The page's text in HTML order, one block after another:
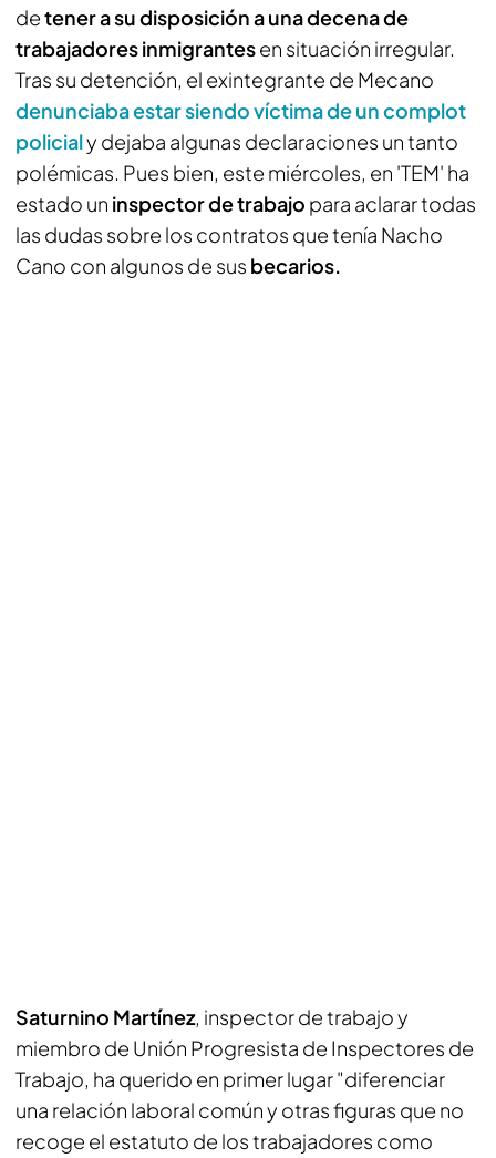
detener a su disposición a una decena de
trabajadores inmigrantesen situación irregular.
Tras su detención, el exintegrante de Mecano
denunciaba estar siendo víctima de un complot
policialy dejaba algunas declaraciones un tanto
polémicas. Pues bien, este miércoles, en 'TEM' ha
estado un inspector de trabajo para aclarar todas
las dudas sobre los contratos que tenía Nacho
Cano con algunos de sus becarios.
Saturnino Martínez, inspector de trabajo y
miembro de Unión Progresista de Inspectores de
Trabajo, ha querido en primer lugar "diferenciar
una relación laboral común y otras figuras que no
recoge el estatuto de los trabajadores como